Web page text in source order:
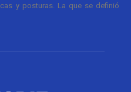
y posturas. La que se definió